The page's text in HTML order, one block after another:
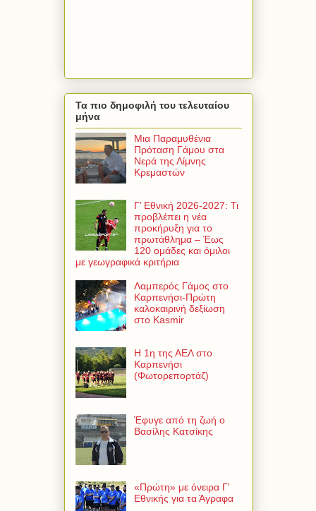
Τα πιο δημοφιλή του τελευταίου
μήνα
Μια Παραμυθένια
Πρόταση Γάμου στα
Νερά της Λίμνης
Κρεμαστών
Γ’ Εθνική 2026-2027: Τι
προβλέπει η νέα
προκήρυξη για το
πρωτάθλημα – Έως
120 ομάδες και όμιλοι
με γεωγραφικά κριτήρια
Λαμπερός Γάμος στο
Καρπενήσι-Πρώτη
καλοκαιρινή δεξίωση
στο Kasmir
Η 1η της ΑΕΛ στο
Καρπενήσι
(Φωτορεπορτάζ)
Έφυγε από τη ζωή ο
Βασίλης Κατσίκης
«Πρώτη» με όνειρα Γ'
Εθνικής για τα Άγραφα